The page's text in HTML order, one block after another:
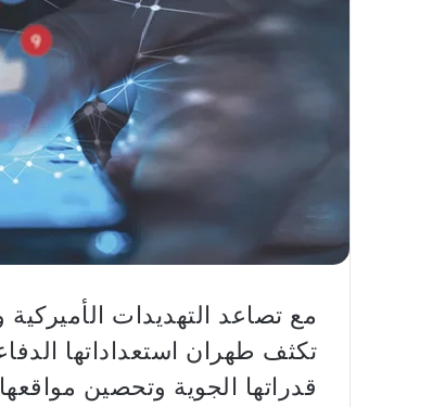
مع تصاعد التهديدات
تكثف طهران استعداداتها
قدراتها الجوية وتحصين